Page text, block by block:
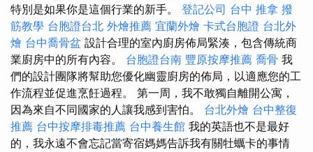
特別是如果你是這個行業的新手。 登記公司 台中 推拿 撥
筋教學 台胞證台北 外燴推薦 宜蘭外燴 卡式台胞證 台北外
燴 台中喬骨盆 設計合理的室內廚房佈局緊湊，包含傳統商
業廚房中的所有內容。 台胞證台南 豐原按摩推薦 喬骨 我
們的設計團隊將幫助您優化幽靈廚房的佈局，以適應您的工
作流程並促進烹飪過程。 第一周，我不敢獨自離開公寓，
因為來自不同國家的人讓我感到害怕。 台北外燴 台中整復
推薦 台中按摩排毒推薦 台中養生館 我的英語也不是最好
的，我永遠不會忘記當寄宿媽媽告訴我有關牡蠣卡的事情